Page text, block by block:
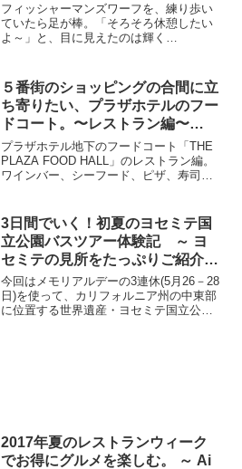
フィッシャーマンズワーフを、練り歩い
ていたら足が棒。「そろそろ休憩したい
よ～」と、目に見えたのは輝く
年、「ギラデリスクエア」はもともと、
ギラデリさんがチョコレー...
５番街のショッピングの合間に立
ち寄りたい、プラザホテルのフー
ドコート。〜レストラン編〜
THE PLAZA FOOD HALL
プラザホテル地下のフードコート「THE
PLAZA FOOD HALL」のレストラン編。
ワインバー、シーフード、ピザ、寿司、
きるシステム。席に案内してもらいま
す。今回は...
3日間でいく！初夏のヨセミテ国
立公園バスツアー体験記 ～ ヨ
セミテの見所をたっぷりご紹介
～
今回はメモリアルデーの3連休(5月26－28
日)を使って、カリフォルニア州の中東部
に位置する世界遺産・ヨセミテ国立公園
2017年夏のレストランウィーク
でお得にグルメを楽しむ。 ～ Ai